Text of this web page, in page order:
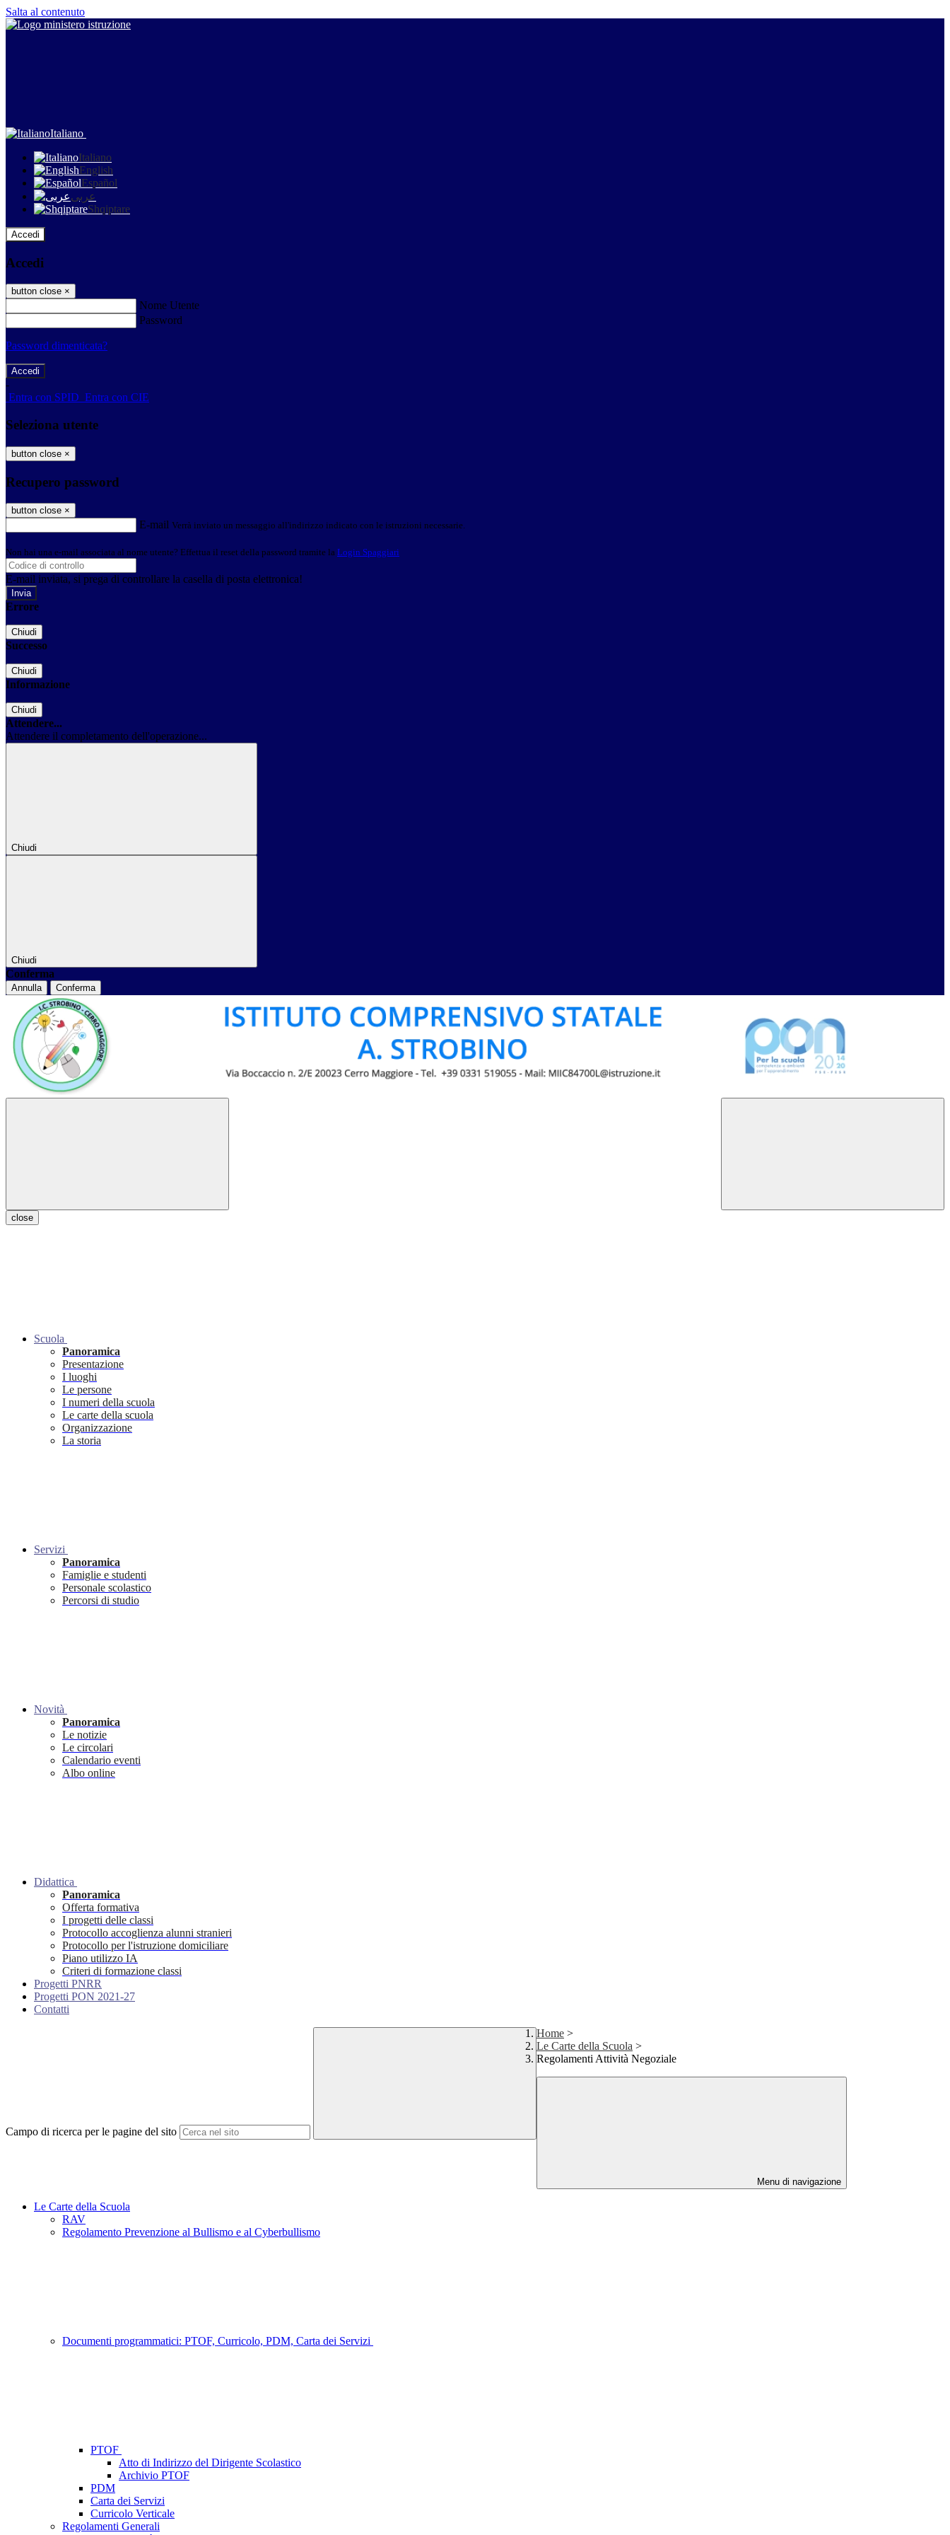
Salta al contenuto
Italiano
Italiano
English
Español
عربى
Shqiptare
Accedi
Accedi
button close ×
Nome Utente
Password
Password dimenticata?
-
Entra con SPID Entra con CIE
Seleziona utente
button close ×
Recupero password
button close ×
E-mail Verrà inviato un messaggio all'indirizzo indicato con le istruzioni necessarie.
Non hai una e-mail associata al nome utente? Effettua il reset della password tramite la Login Spaggiari
E-mail inviata, si prega di controllare la casella di posta elettronica!
Errore
Chiudi
Successo
Chiudi
Informazione
Chiudi
Attendere...
Attendere il completamento dell'operazione...
Chiudi
Chiudi
Conferma
Annulla Conferma
close
Scuola
Panoramica
Presentazione
I luoghi
Le persone
I numeri della scuola
Le carte della scuola
Organizzazione
La storia
Servizi
Panoramica
Famiglie e studenti
Personale scolastico
Percorsi di studio
Novità
Panoramica
Le notizie
Le circolari
Calendario eventi
Albo online
Didattica
Panoramica
Offerta formativa
I progetti delle classi
Protocollo accoglienza alunni stranieri
Protocollo per l'istruzione domiciliare
Piano utilizzo IA
Criteri di formazione classi
Progetti PNRR
Progetti PON 2021-27
Contatti
Campo di ricerca per le pagine del sito
Home >
Le Carte della Scuola >
Regolamenti Attività Negoziale
Menu di navigazione
Le Carte della Scuola
RAV
Regolamento Prevenzione al Bullismo e al Cyberbullismo
Documenti programmatici: PTOF, Curricolo, PDM, Carta dei Servizi
PTOF
Atto di Indirizzo del Dirigente Scolastico
Archivio PTOF
PDM
Carta dei Servizi
Curricolo Verticale
Regolamenti Generali